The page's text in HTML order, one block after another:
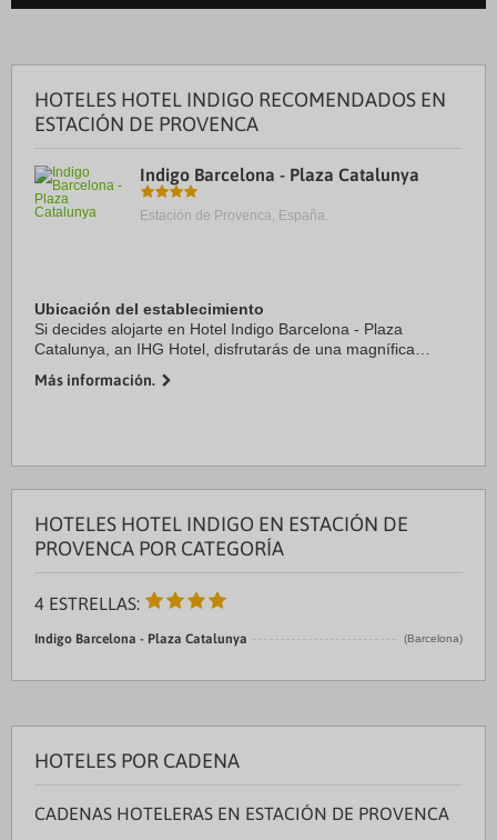
HOTELES HOTEL INDIGO RECOMENDADOS EN
ESTACIÓN DE PROVENCA
Indigo Barcelona - Plaza Catalunya
Estación de Provenca, España.
Ubicación del establecimiento
Si decides alojarte en Hotel Indigo Barcelona - Plaza
Catalunya, an IHG Hotel, disfrutarás de una magnífica
a pie de Plaza de Catalunya y La ...
Más información.
HOTELES HOTEL INDIGO EN ESTACIÓN DE
PROVENCA POR CATEGORÍA
4 ESTRELLAS:
Indigo Barcelona - Plaza Catalunya (Barcelona)
HOTELES POR CADENA
CADENAS HOTELERAS EN ESTACIÓN DE PROVENCA